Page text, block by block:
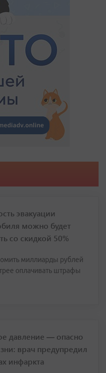
эвакуации
можно будет
со скидкой 50%
миллиарды рублей
оплачивать штрафы
давление — опасно
врач предупредил
инфаркта